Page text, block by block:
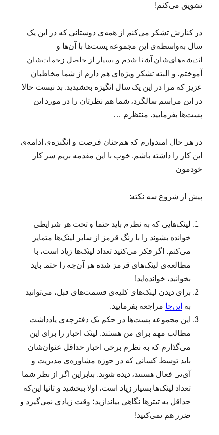
ق
ا
ر
ا
ن
۴
)
تشویق می‌کنم!
در کنارش تشکر می‌کنم از همه‌ی دوستانی که در این یک
سال به‌واسطه‌ی این مجموعه پست‌ها با آن‌ها و
اندیشه‌های‌شان آشنا شدم و بسیار از حاصل زحمات‌شان
آموختم. و البته تشکر ویژه‌ای هم دارم از شما مخاطبان
عزیز که مرا در این یک سال انگیزه بخشیدید. بد نیست حالا
در این مراسم سالگرد، شما هم نظرتان را در مورد این
پست‌ها بفرمایید. منتظرم …
در هر حال امیدوارم که هم‌چنان فرصت و انگیزه‌ی ادامه‌ی
این کار را داشته باشم. خوب با این مقدمه بریم سر کار
خودمون!
پیش از شروع سه نکته:
لینک‌هایی که به نظرم باید حتما و تحت هر شرایطی
خوانده بشوند را با رنگ قرمز از سایر لینک‌ها متمایز
می‌کنم. اگر فکر می‌کنید تعداد لینک‌ها زیاد است، با
مطالعه‌ی لینک‌های قرمز شده هر آن‌چه را حتما باید
بخوانید، خوانده‌اید!
برای دیدن لینک‌های کلیه‌ی قسمت‌های قبل، می‌توانید
به این‌جا مراجعه بفرمایید.
این مجموعه پست‌ها در حکم یک دفترچه‌ی یادداشت
مطالب مهم برای من هستند. لینک اخبار را برای این
می‌گذارم که به نظرم برخی اخبار حداقل عنوان‌شان
باید توسط کسانی که در حوزه مشاور‌ه‌ی مدیریت و
آی‌تی فعال هستند، دیده شوند. بنابراین اگر از نظر شما
تعداد لینک‌ها بسیار زیاد است، اولا ببخشید و ثانیا این‌که
حداقل به تیترها نگاهی بیاندازید؛ وقت زیادی نمی‌گیرد و
ضرر هم نمی‌کنید!